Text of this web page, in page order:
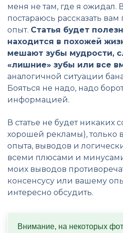
меня не там, где я ожидал.
постараюсь рассказать вам
опыт. Статья будет
находится в похожей
мешают зубы мудрости,
«лишние» зубы или все
аналогичной ситуации
Бояться не надо, надо
информацией.
В статье не будет никаких
хорошей рекламы), только
опыта, выводов и
всеми плюсами и
моих выводов
консенсусу или вашему
интересно обсудить.
Внимание, на некоторых